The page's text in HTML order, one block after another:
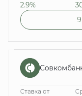
2.9%
Ставка от